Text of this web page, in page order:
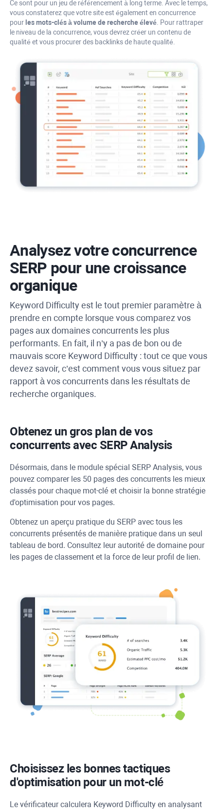
Ce sont pour un jeu de référencement à long terme. Avec le temps,
vous constaterez que votre site est également en concurrence
pour les mots-clés à volume de recherche élevé . Pour rattraper
le niveau de la concurrence, vous devrez créer un contenu de
qualité et vous procurer des backlinks de haute qualité.
Analysez votre concurrence
SERP pour une croissance
organique
Keyword Difficultyest le tout premier paramètre à
prendre en compte lorsque vous comparez vos
pages aux domaines concurrents les plus
performants. En fait, il n’y a pas de bon ou de
mauvais score Keyword Difficulty : tout ce que vous
devez savoir, c’est comment vous vous situez par
rapport à vos concurrents dans les résultats de
recherche organiques.
Obtenez un gros plan de vos
concurrents avec SERP Analysis
Désormais, dans le module spécial SERP Analysis, vous
pouvez comparer les 50 pages des concurrents les mieux
classés pour chaque mot-clé et choisir la bonne stratégie
d'optimisation pour vos pages.
Obtenez un aperçu pratique du SERP avec tous les
concurrents présentés de manière pratique dans un seul
tableau de bord. Consultez leur autorité de domaine pour
les pages de classement et la force de leur profil de lien.
Choisissez les bonnes tactiques
d'optimisation pour un mot-clé
Le vérificateur calculera Keyword Difficulty en analysant